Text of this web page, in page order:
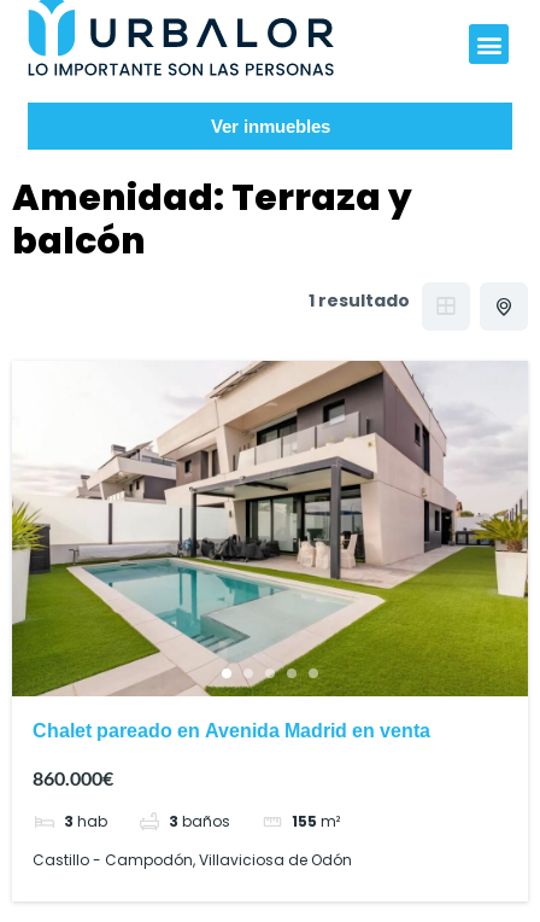
Ver inmuebles
Amenidad:Terraza y
balcón
1 resultado
Chalet pareado en Avenida Madrid en venta
860.000€
3 hab 3 baños 155 m²
Castillo - Campodón, Villaviciosa de Odón